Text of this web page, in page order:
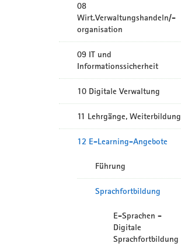
08
Wirt.Verwaltungshandeln/-
organisation
09 IT und
Informationssicherheit
10 Digitale Verwaltung
11 Lehrgänge, Weiterbildung
12 E-Learning-Angebote
Führung
Sprachfortbildung
E-Sprachen -
Digitale
Sprachfortbildung